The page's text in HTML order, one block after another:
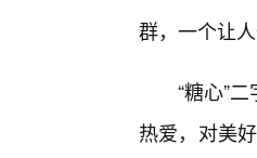
群，一个让
“糖心”
热爱，对美